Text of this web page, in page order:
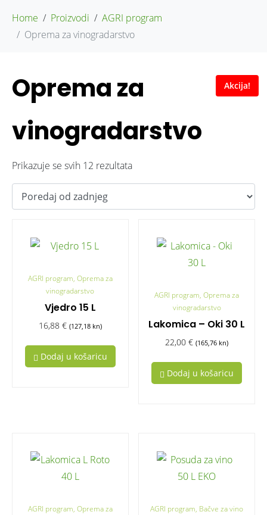
Home Proizvodi
AGRI program
Oprema za vinogradarstvo
Oprema za
vinogradarstvo
Prikazuje se svih 12 rezultata
AGRI program, Oprema za
vinogradarstvo
Vjedro 15 L
16,88 € (127,18 kn)
Dodaj u košaricu
AGRI program, Oprema za
vinogradarstvo
Lakomica – Oki 30 L
22,00€ (165,76 kn)
Dodaj u košaricu
AGRI program, Oprema za
AGRI program, Bačve za vino
Akcija!